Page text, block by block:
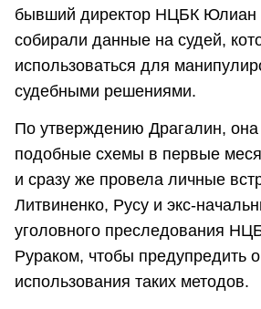
бывший директор НЦБК Юлиан
собирали данные на судей,
использоваться для
судебными решениями.
По утверждению Драгалин,
подобные схемы в первые
и сразу же провела личные
Литвиненко, Русу и экс-
уголовного преследования
Рураком, чтобы предупредить
использования таких методов.